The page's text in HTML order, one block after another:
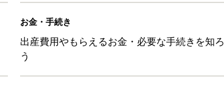
お金・手続き
出産費用やもらえるお金・必要な手続きを知ろ
う